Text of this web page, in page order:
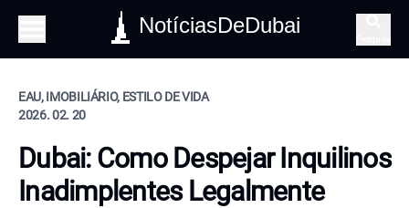
NotíciasDeDubai
EAU, IMOBILIÁRIO, ESTILO DE VIDA
2026. 02. 20
Dubai: Como Despejar Inquilinos
Inadimplentes Legalmente